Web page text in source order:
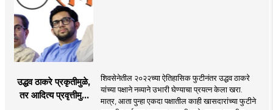
उद्धव ठाकरे प्रकृतीमुळे,
तर आदित्य प्रवृत्तीमुळे
शिवसेनेतील २०२२च्या ऐतिहासिक फुटीनंतर उद्धव ठाकरे
यांच्या पक्षाने नव्याने उभारी घेण्याचा प्रयत्न केला खरा.
मात्र, आता पुन्हा एकदा पक्षातील काही खासदारांच्या फुटीने